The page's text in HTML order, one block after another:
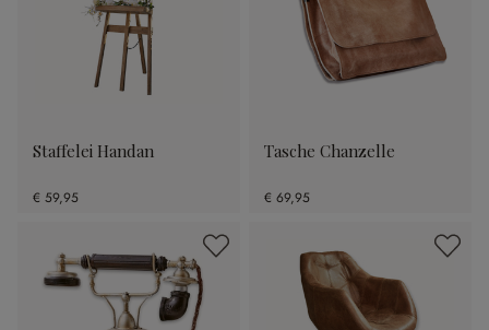
Staffelei Handan
€ 59,95
Tasche Chanzelle
€ 69,95